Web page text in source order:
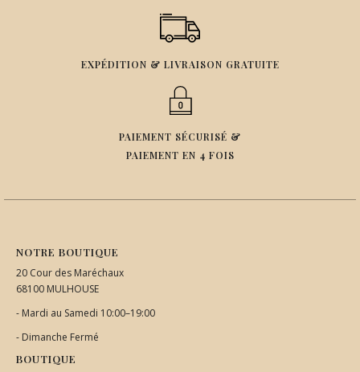
EXPÉDITION & LIVRAISON GRATUITE
PAIEMENT SÉCURISÉ &
PAIEMENT EN 4 FOIS
NOTRE BOUTIQUE
20 Cour des Maréchaux
68100 MULHOUSE
- Mardi au Samedi 10:00–19:00
- Dimanche Fermé
BOUTIQUE